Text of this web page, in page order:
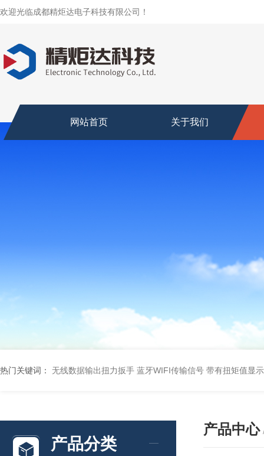
欢迎光临成都精炬达电子科技有限公司！
网站首页 关于我们
热门关键词： 无线数据输出扭力扳手 蓝牙WIFI传输信号 带有扭矩值显
产品分类
产品中心